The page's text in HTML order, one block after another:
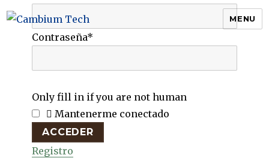
Cambium Tech
MENU
Contraseña*
Only fill in if you are not human
Mantenerme conectado
Registro